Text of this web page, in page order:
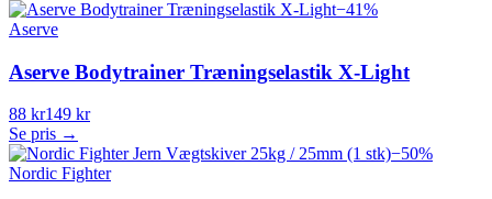
−41%
Aserve
Aserve Bodytrainer Træningselastik X-Light
88 kr149 kr
Se pris →
−50%
Nordic Fighter